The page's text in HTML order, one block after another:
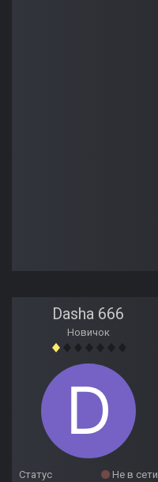
Dasha 666
Новичок
Статус
Не в сети